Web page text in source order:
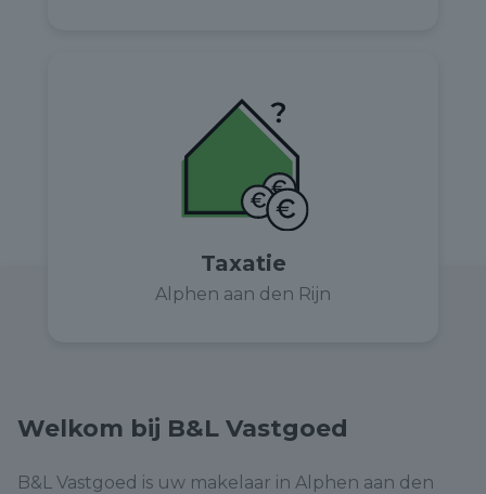
Taxatie
Alphen aan den Rijn
Welkom bij B&L Vastgoed
B&L Vastgoed is uw makelaar in Alphen aan den